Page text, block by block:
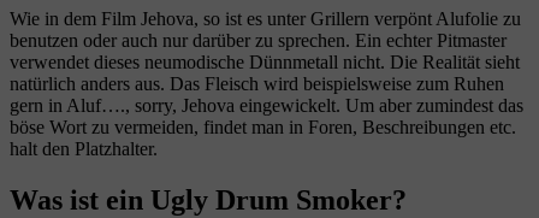
Wie in dem Film Jehova, so ist es unter Grillern verpönt Alufolie zu
benutzen oder auch nur darüber zu sprechen. Ein echter Pitmaster
verwendet dieses neumodische Dünnmetall nicht. Die Realität sieht
natürlich anders aus. Das Fleisch wird beispielsweise zum Ruhen
gern in Aluf…., sorry, Jehova eingewickelt. Um aber zumindest das
böse Wort zu vermeiden, findet man in Foren, Beschreibungen etc.
halt den Platzhalter.
Was ist ein Ugly Drum Smoker?